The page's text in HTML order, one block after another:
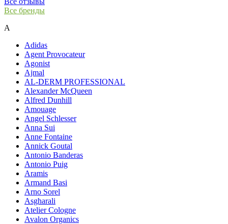
Все бренды
A
Adidas
Agent Provocateur
Agonist
Ajmal
AL-DERM PROFESSIONAL
Alexander McQueen
Alfred Dunhill
Amouage
Angel Schlesser
Anna Sui
Anne Fontaine
Annick Goutal
Antonio Banderas
Antonio Puig
Aramis
Armand Basi
Arno Sorel
Asgharali
Atelier Cologne
Avalon Organics